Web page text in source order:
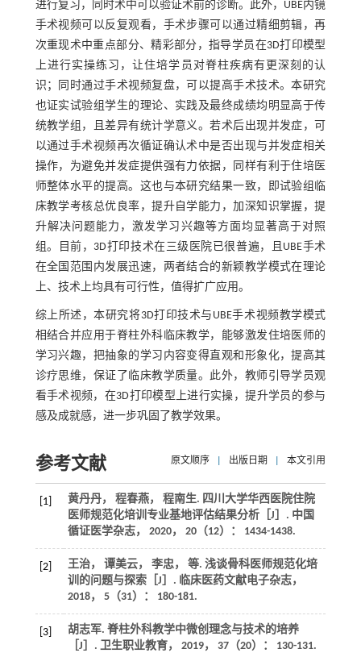
进行复习，同时术中可以验证术前的诊断。此外，UBE内镜
手术视频可以反复观看，手术步骤可以通过精细剪辑，再
次重现术中重点部分、精彩部分，指导学员在3D打印模型
上进行实操练习，让住培学员对脊柱疾病有更深刻的认
识；同时通过手术视频复盘，可以提高手术技术。本研究
也证实试验组学生的理论、实践及最终成绩均明显高于传
统教学组，且差异有统计学意义。若术后出现并发症，可
以通过手术视频再次循证确认术中是否出现与并发症相关
操作，为避免并发症提供强有力依据，同样有利于住培医
师整体水平的提高。这也与本研究结果一致，即试验组临
床教学考核总优良率，提升自学能力，加深知识掌握，提
升解决问题能力，激发学习兴趣等方面均显著高于对照
组。目前，3D打印技术在三级医院已很普遍，且UBE手术
在全国范围内发展迅速，两者结合的新颖教学模式在理论
上、技术上均具有可行性，值得扩广应用。
综上所述，本研究将3D打印技术与UBE手术视频教学模式
相结合并应用于脊柱外科临床教学，能够激发住培医师的
学习兴趣，把抽象的学习内容变得直观和形象化，提高其
诊疗思维，保证了临床教学质量。此外，教师引导学员观
看手术视频，在3D打印模型上进行实操，提升学员的参与
感及成就感，进一步巩固了教学效果。
参考文献 原文顺序 出版日期 本文引用
[1]
黄丹丹， 程春燕， 程南生. 四川大学华西医院住院
医师规范化培训专业基地评估结果分析［J］. 中国
循证医学杂志， 2020， 20（12）： 1434-1438.
[2] 王治， 谭美云， 李忠， 等. 浅谈骨科医师规范化培
训的问题与探索［J］. 临床医药文献电子杂志，
2018， 5（31）： 180-181.
[3]
胡志军. 脊柱外科教学中微创理念与技术的培养
［J］. 卫生职业教育， 2019， 37（20）： 130-131.